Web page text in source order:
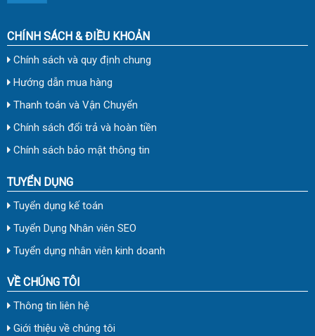
CHÍNH SÁCH & ĐIỀU KHOẢN
Chính sách và quy định chung
Hướng dẫn mua hàng
Thanh toán và Vận Chuyển
Chính sách đổi trả và hoàn tiền
Chính sách bảo mật thông tin
TUYỂN DỤNG
Tuyển dụng kế toán
Tuyển Dụng Nhân viên SEO
Tuyển dụng nhân viên kinh doanh
VỀ CHÚNG TÔI
Thông tin liên hệ
Giới thiệu về chúng tôi